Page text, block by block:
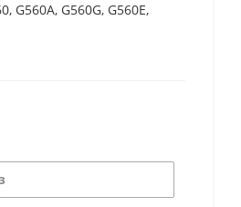
G560A, G560G, G560E,